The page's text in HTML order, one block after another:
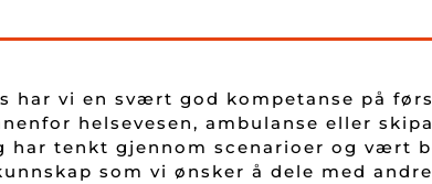
har vi en svært god kompetanse på
helsevesen, ambulanse eller
har tenkt gjennom scenarioer og vært
som vi ønsker å dele med